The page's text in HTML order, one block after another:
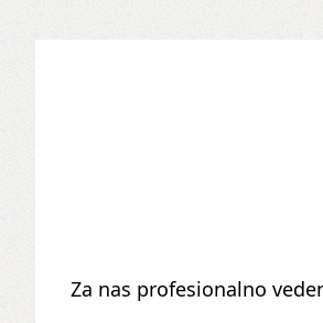
Za nas profesionalno